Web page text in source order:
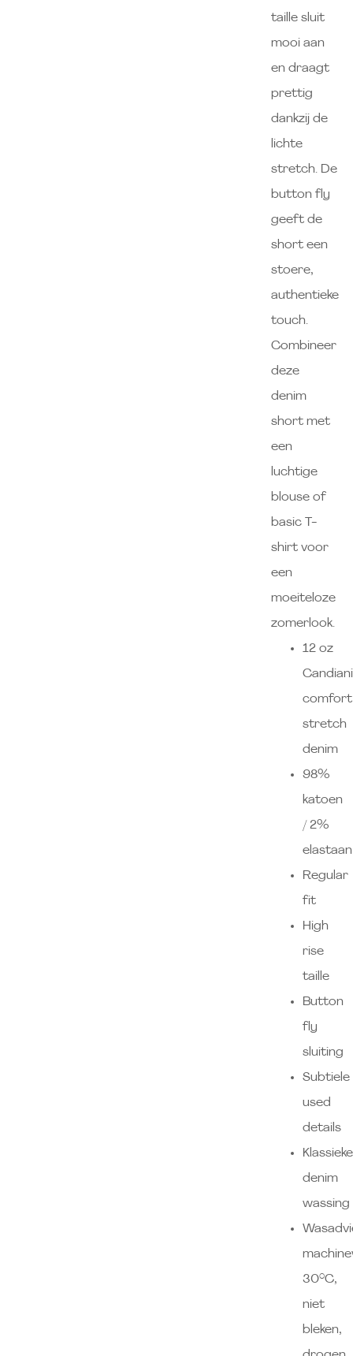
taille sluit
mooi aan
en draagt
prettig
dankzij de
lichte
stretch. De
button fly
geeft de
short een
stoere,
authentieke
touch.
Combineer
deze
denim
short met
een
luchtige
blouse of
basic T-
shirt voor
een
moeiteloze
zomerlook.
12 oz
Candiani
comfort
stretch
denim
98%
katoen
/ 2%
elastaan
Regular
fit
High
rise
taille
Button
fly
sluiting
Subtiele
used
details
Klassieke
denim
wassing
30°C,
niet
bleken,